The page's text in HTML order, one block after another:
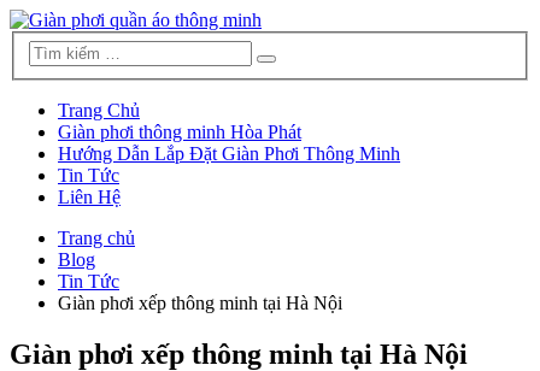
Trang Chủ
Giàn phơi thông minh Hòa Phát
Hướng Dẫn Lắp Đặt Giàn Phơi Thông Minh
Tin Tức
Liên Hệ
Trang chủ
Blog
Tin Tức
Giàn phơi xếp thông minh tại Hà Nội
Giàn phơi xếp thông minh tại Hà Nội